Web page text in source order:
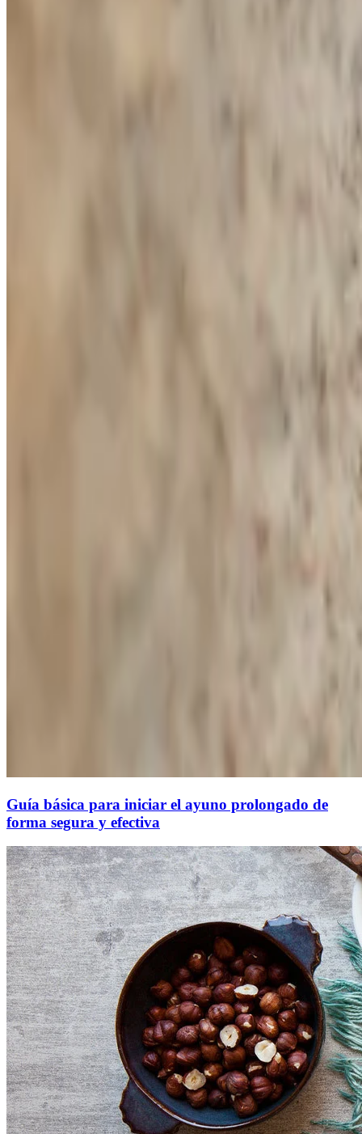
Guía básica para iniciar el ayuno prolongado de
forma segura y efectiva